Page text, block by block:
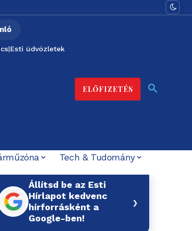
|Esti üdvözletek
ELŐFIZETÉS
Tech & Tudomány
Állítsd be az Esti
Hírlapot kedvenc
hírforrásként a
Google-ben!
›